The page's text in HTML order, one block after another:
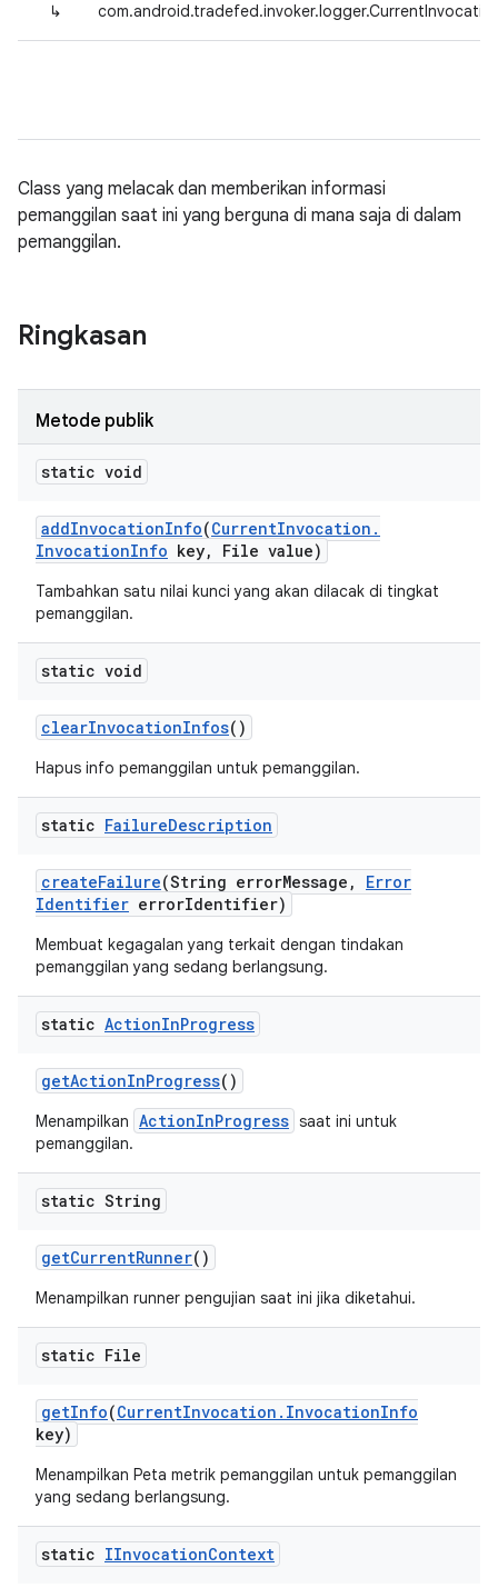
↳
Class yang melacak dan memberikan informasi
pemanggilan saat ini yang berguna di mana saja di dalam
pemanggilan.
Ringkasan
Metode publik
static void
addInvocationInfo(CurrentInvocation .
InvocationInfo key, File value)
Tambahkan satu nilai kunci yang akan dilacak di tingkat
pemanggilan.
static void
clearInvocationInfos()
Hapus info pemanggilan untuk pemanggilan.
static FailureDescription
createFailure(String errorMessage ,
Error
Identifier errorIdentifier)
Membuat kegagalan yang terkait dengan tindakan
pemanggilan yang sedang berlangsung.
static ActionInProgress
getActionInProgress()
Menampilkan ActionInProgress saat ini untuk
pemanggilan.
static String
getCurrentRunner()
Menampilkan runner pengujian saat ini jika diketahui.
static File
getInfo(CurrentInvocation . InvocationInfo
key)
Menampilkan Peta metrik pemanggilan untuk pemanggilan
yang sedang berlangsung.
static IInvocationContext